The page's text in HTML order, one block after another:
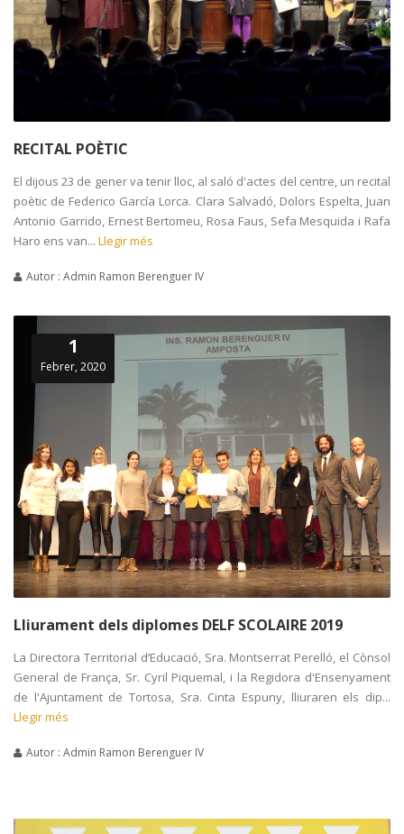
RECITAL POÈTIC
El dijous 23 de gener va tenir lloc, al saló d'actes del centre, un recital
poètic de Federico García Lorca. Clara Salvadó, Dolors Espelta, Juan
Antonio Garrido, Ernest Bertomeu, Rosa Faus, Sefa Mesquida i Rafa
Haro ens van... Llegir més
Autor : Admin Ramon Berenguer IV
1
Febrer, 2020
Lliurament dels diplomes DELF SCOLAIRE 2019
La Directora Territorial d’Educació, Sra. Montserrat Perelló, el Cònsol
General de França, Sr. Cyril Piquemal, i la Regidora d'Ensenyament
de l'Ajuntament de Tortosa, Sra. Cinta Espuny, lliuraren els dip...
Llegir més
Autor : Admin Ramon Berenguer IV